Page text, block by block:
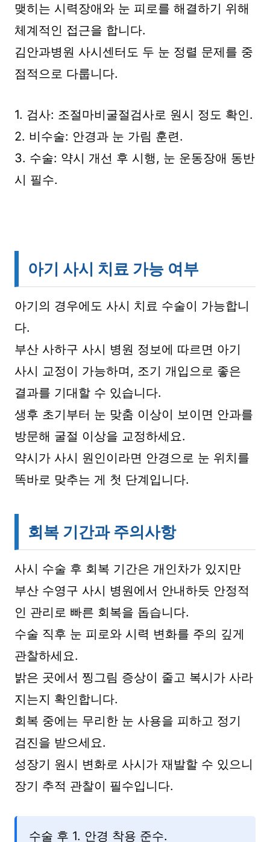
맺히는 시력장애와 눈 피로를 해결하기 위해
체계적인 접근을 합니다.
김안과병원 사시센터도 두 눈 정렬 문제를 중
점적으로 다룹니다.
1. 검사: 조절마비굴절검사로 원시 정도 확인.
2. 비수술: 안경과 눈 가림 훈련.
3. 수술: 약시 개선 후 시행, 눈 운동장애 동반
시 필수.
아기 사시 치료 가능 여부
아기의 경우에도 사시 치료 수술이 가능합니
다.
부산 사하구 사시 병원 정보에 따르면 아기
사시 교정이 가능하며, 조기 개입으로 좋은
결과를 기대할 수 있습니다.
생후 초기부터 눈 맞춤 이상이 보이면 안과를
방문해 굴절 이상을 교정하세요.
약시가 사시 원인이라면 안경으로 눈 위치를
똑바로 맞추는 게 첫 단계입니다.
회복 기간과 주의사항
사시 수술 후 회복 기간은 개인차가 있지만
부산 수영구 사시 병원에서 안내하듯 안정적
인 관리로 빠른 회복을 돕습니다.
수술 직후 눈 피로와 시력 변화를 주의 깊게
관찰하세요.
밝은 곳에서 찡그림 증상이 줄고 복시가 사라
지는지 확인합니다.
회복 중에는 무리한 눈 사용을 피하고 정기
검진을 받으세요.
성장기 원시 변화로 사시가 재발할 수 있으니
장기 추적 관찰이 필수입니다.
수술 후 1. 안경 착용 준수.